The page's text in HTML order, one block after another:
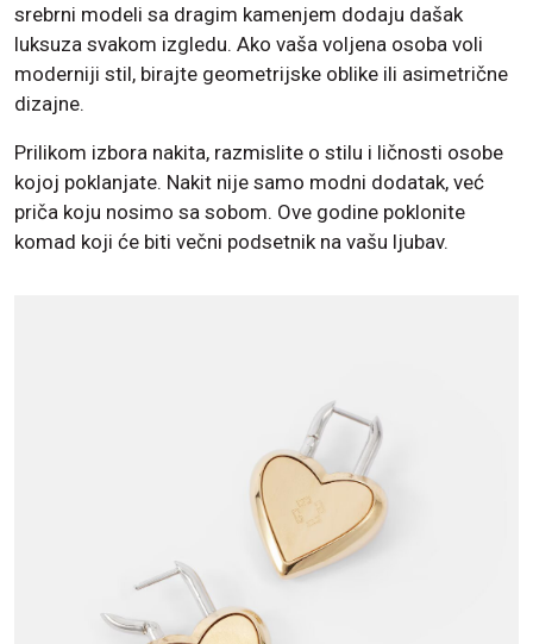
srebrni modeli sa dragim kamenjem dodaju dašak
luksuza svakom izgledu. Ako vaša voljena osoba voli
moderniji stil, birajte geometrijske oblike ili asimetrične
dizajne.
Prilikom izbora nakita, razmislite o stilu i ličnosti osobe
kojoj poklanjate. Nakit nije samo modni dodatak, već
priča koju nosimo sa sobom. Ove godine poklonite
komad koji će biti večni podsetnik na vašu ljubav.